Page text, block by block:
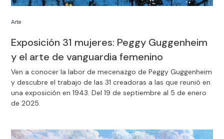
Exposición 31 mujeres: Peggy Guggenheim
y el arte de vanguardia femenino
Arte
Ven a conocer la labor de mecenazgo de Peggy Guggenheim
y descubre el trabajo de las 31 creadoras a las que reunió en
una exposición en 1943. Del 19 de septiembre al 5 de enero
de 2025.